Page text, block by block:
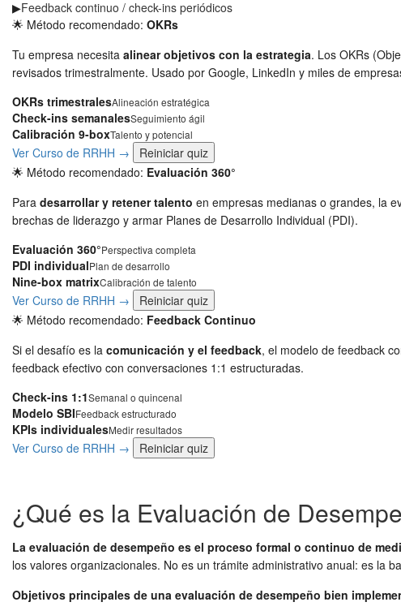
▶Feedback continuo / check-ins periódicos
🌟 Método recomendado: OKRs
Tu empresa necesita alinear objetivos con la estrategia. Los OKRs
revisados trimestralmente. Usado por Google, LinkedIn y miles de
OKRs trimestralesAlineación estratégica
Check-ins semanalesSeguimiento ágil
Calibración 9-boxTalento y potencial
Ver Curso de RRHH →
Reiniciar quiz
🌟 Método recomendado: Evaluación 360°
Para desarrollar y retener talento en empresas medianas o grandes, la
brechas de liderazgo y armar Planes de Desarrollo Individual (PDI).
Evaluación 360°Perspectiva completa
PDI individualPlan de desarrollo
Nine-box matrixCalibración de talento
Ver Curso de RRHH →
Reiniciar quiz
🌟 Método recomendado: Feedback Continuo
Si el desafío es la comunicación y el feedback, el modelo de feedback
feedback efectivo con conversaciones 1:1 estructuradas.
Check-ins 1:1Semanal o quincenal
Modelo SBIFeedback estructurado
KPIs individualesMedir resultados
Ver Curso de RRHH → Reiniciar quiz
¿Qué es la Evaluación de
La evaluación de desempeño es el proceso formal o continuo de
los valores organizacionales. No es un trámite administrativo anual: es la
Objetivos principales de una evaluación de desempeño bien